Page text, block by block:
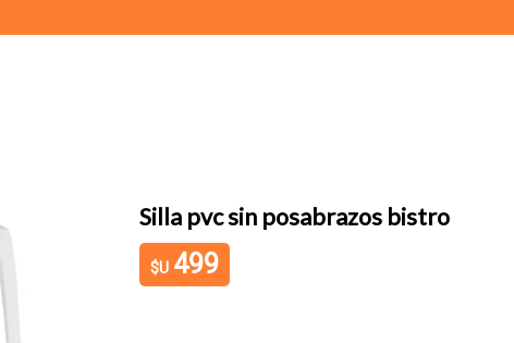
Silla pvc sin posabrazos bistro
$U 499